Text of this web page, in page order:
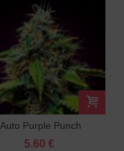
Auto Purple Punch
Feminizované
5.60 €